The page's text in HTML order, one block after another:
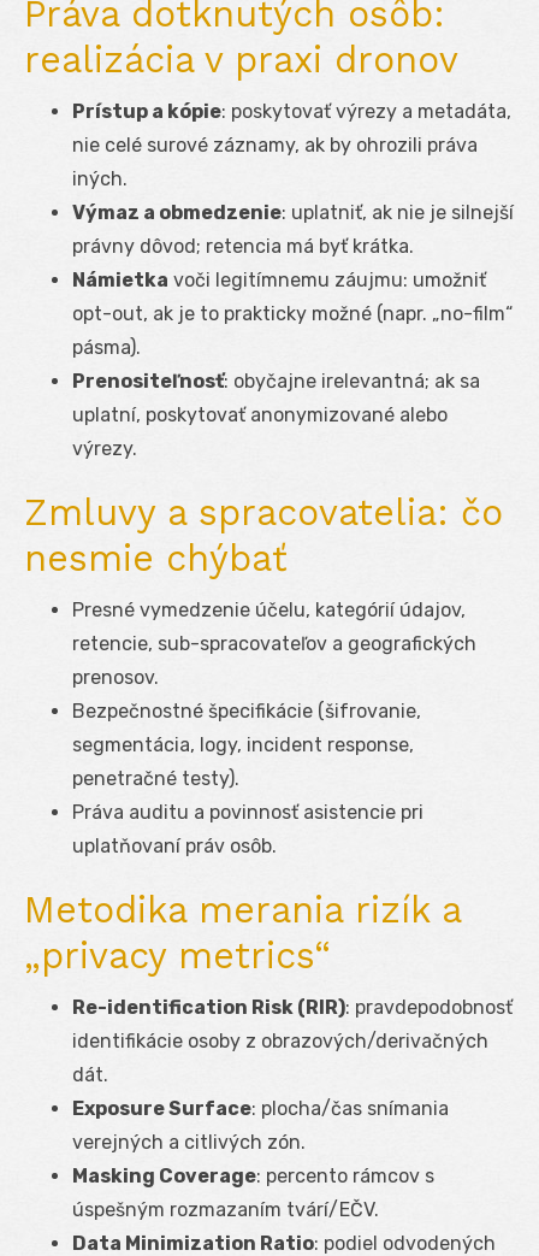
Práva dotknutých osôb:
realizácia v praxi dronov
Prístup a kópie: poskytovať výrezy a metadáta,
nie celé surové záznamy, ak by ohrozili práva
iných.
Výmaz a obmedzenie: uplatniť, ak nie je silnejší
právny dôvod; retencia má byť krátka.
Námietka voči legitímnemu záujmu: umožniť
opt-out, ak je to prakticky možné (napr. „no-film“
pásma).
Prenositeľnosť: obyčajne irelevantná; ak sa
uplatní, poskytovať anonymizované alebo
výrezy.
Zmluvy a spracovatelia: čo
nesmie chýbať
Presné vymedzenie účelu, kategórií údajov,
retencie, sub-spracovateľov a geografických
prenosov.
Bezpečnostné špecifikácie (šifrovanie,
segmentácia, logy, incident response,
penetračné testy).
Práva auditu a povinnosť asistencie pri
uplatňovaní práv osôb.
Metodika merania rizík a
„privacy metrics“
Re-identification Risk (RIR): pravdepodobnosť
identifikácie osoby z obrazových/derivačných
dát.
Exposure Surface: plocha/čas snímania
verejných a citlivých zón.
Masking Coverage: percento rámcov s
úspešným rozmazaním tvárí/EČV.
Data Minimization Ratio: podiel odvodených